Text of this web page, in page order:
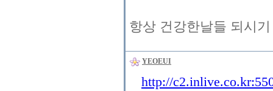
항상 건강한날들 되시
YEOEUI
http://